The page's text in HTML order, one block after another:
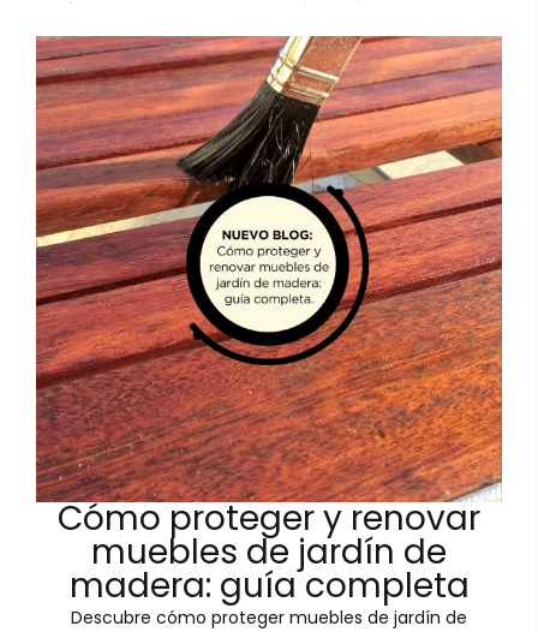
Cómo proteger y renovar
muebles de jardín de
madera: guía completa
Descubre cómo proteger muebles de jardín de